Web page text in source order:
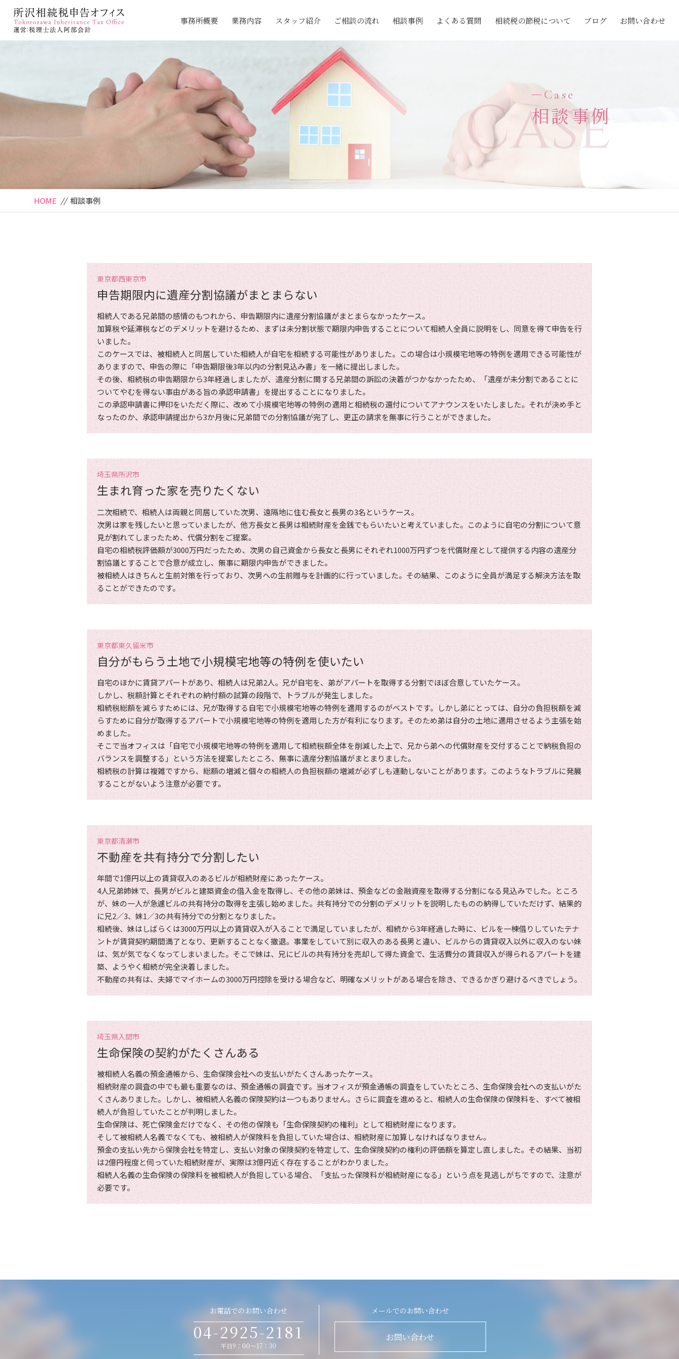
事務所概要 業務内容 スタッフ紹介 ご相談の流れ 相談事例 よくある質問 相続税の節税について ブログ お問い合わせ
Case
相談事例
Case
HOME // 相談事例
東京都西東京市
申告期限内に遺産分割協議がまとまらない
相続人である兄弟間の感情のもつれから、申告期限内に遺産分割協議がまとまらなかったケース。
加算税や延滞税などのデメリットを避けるため、まずは未分割状態で期限内申告することについて相続人全員に説明をし、同意を得て申告を行
いました。
このケースでは、被相続人と同居していた相続人が自宅を相続する可能性がありました。この場合は小規模宅地等の特例を適用できる可能性が
ありますので、申告の際に「申告期限後3年以内の分割見込み書」を一緒に提出しました。
その後、相続税の申告期限から3年経過しましたが、遺産分割に関する兄弟間の訴訟の決着がつかなかったため、「遺産が未分割であることに
ついてやむを得ない事由がある旨の承認申請書」を提出することになりました。
この承認申請書に押印をいただく際に、改めて小規模宅地等の特例の適用と相続税の還付についてアナウンスをいたしました。それが決め手と
なったのか、承認申請提出から3か月後に兄弟間での分割協議が完了し、更正の請求を無事に行うことができました。
埼玉県所沢市
生まれ育った家を売りたくない
二次相続で、相続人は両親と同居していた次男、遠隔地に住む長女と長男の3名というケース。
次男は家を残したいと思っていましたが、他方長女と長男は相続財産を金銭でもらいたいと考えていました。このように自宅の分割について意
見が割れてしまったため、代償分割をご提案。
自宅の相続税評価額が3000万円だったため、次男の自己資金から長女と長男にそれぞれ1000万円ずつを代償財産として提供する内容の遺産分
割協議とすることで合意が成立し、無事に期限内申告ができました。
被相続人はきちんと生前対策を行っており、次男への生前贈与を計画的に行っていました。その結果、このように全員が満足する解決方法を取
ることができたのです。
東京都東久留米市
自分がもらう土地で小規模宅地等の特例を使いたい
自宅のほかに賃貸アパートがあり、相続人は兄弟2人。兄が自宅を、弟がアパートを取得する分割でほぼ合意していたケース。
しかし、税額計算とそれぞれの納付額の試算の段階で、トラブルが発生しました。
相続税総額を減らすためには、兄が取得する自宅で小規模宅地等の特例を適用するのがベストです。しかし弟にとっては、自分の負担税額を減
らすために自分が取得するアパートで小規模宅地等の特例を適用した方が有利になります。そのため弟は自分の土地に適用させるよう主張を始
めました。
そこで当オフィスは「自宅で小規模宅地等の特例を適用して相続税額全体を削減した上で、兄から弟への代償財産を交付することで納税負担の
バランスを調整する」という方法を提案したところ、無事に遺産分割協議がまとまりました。
相続税の計算は複雑ですから、総額の増減と個々の相続人の負担税額の増減が必ずしも連動しないことがあります。このようなトラブルに発展
することがないよう注意が必要です。
東京都清瀬市
不動産を共有持分で分割したい
年間で1億円以上の賃貸収入のあるビルが相続財産にあったケース。
4人兄弟姉妹で、長男がビルと建築資金の借入金を取得し、その他の弟妹は、預金などの金融資産を取得する分割になる見込みでした。ところ
が、妹の一人が急遽ビルの共有持分の取得を主張し始めました。共有持分での分割のデメリットを説明したものの納得していただけず、結果的
に兄2／3、妹1／3の共有持分での分割となりました。
相続後、妹はしばらくは3000万円以上の賃貸収入が入ることで満足していましたが、相続から3年経過した時に、ビルを一棟借りしていたテナ
ントが賃貸契約期間満了となり、更新することなく撤退。事業をしていて別に収入のある長男と違い、ビルからの賃貸収入以外に収入のない妹
は、気が気でなくなってしまいました。そこで妹は、兄にビルの共有持分を売却して得た資金で、生活費分の賃貸収入が得られるアパートを建
築、ようやく相続が完全決着しました。
不動産の共有は、夫婦でマイホームの3000万円控除を受ける場合など、明確なメリットがある場合を除き、できるかぎり避けるべきでしょう。
埼玉県入間市
生命保険の契約がたくさんある
被相続人名義の預金通帳から、生命保険会社への支払いがたくさんあったケース。
相続財産の調査の中でも最も重要なのは、預金通帳の調査です。当オフィスが預金通帳の調査をしていたところ、生命保険会社への支払いがた
くさんありました。しかし、被相続人名義の保険契約は一つもありません。さらに調査を進めると、相続人の生命保険の保険料を、すべて被相
続人が負担していたことが判明しました。
生命保険は、死亡保険金だけでなく、その他の保険も「生命保険契約の権利」として相続財産になります。
そして被相続人名義でなくても、被相続人が保険料を負担していた場合は、相続財産に加算しなければなりません。
預金の支払い先から保険会社を特定し、支払い対象の保険契約を特定して、生命保険契約の権利の評価額を算定し直しました。その結果、当初
は2億円程度と伺っていた相続財産が、実際は3億円近く存在することがわかりました。
相続人名義の生命保険の保険料を被相続人が負担している場合、「支払った保険料が相続財産になる」という点を見逃しがちですので、注意が
必要です。
お電話でのお問い合わせ
04-2925-2181
平日9：00～17：30
メールでのお問い合わせ
お問い合わせ